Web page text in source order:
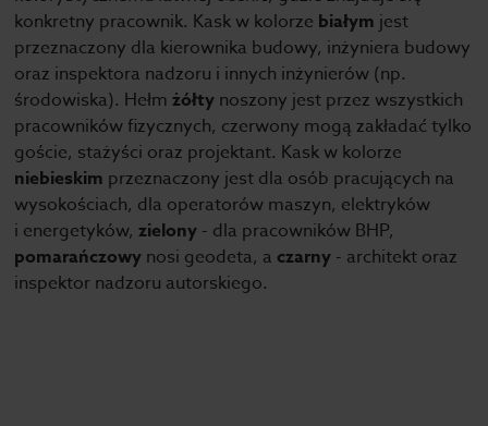
konkretny pracownik. Kask w kolorze białym jest
przeznaczony dla kierownika budowy, inżyniera budowy
oraz inspektora nadzoru i innych inżynierów (np.
środowiska). Hełmżółty noszony jest przez wszystkich
pracowników fizycznych, czerwony mogą zakładać tylko
goście, stażyści oraz projektant. Kask w kolorze
niebieskim przeznaczony jest dla osób pracujących na
wysokościach, dla operatorów maszyn, elektryków
i energetyków,zielony - dla pracowników BHP,
pomarańczowy nosi geodeta, a czarny - architekt oraz
inspektor nadzoru autorskiego.